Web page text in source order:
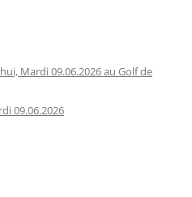
Mardi 09.06.2026 au Golf de
09.06.2026